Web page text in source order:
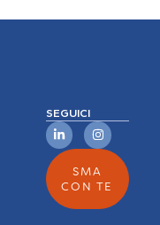
SEGUICI
SMA
CON TE